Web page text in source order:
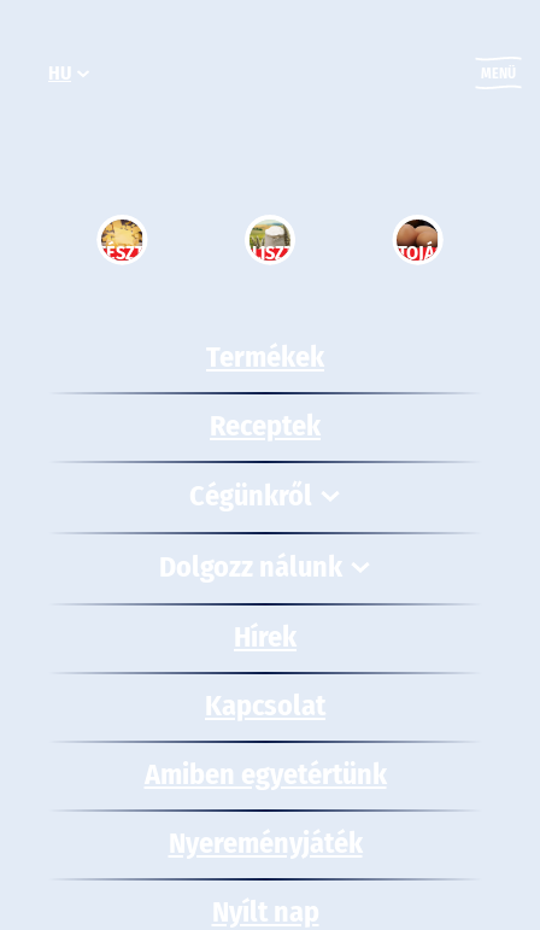
tartalomhoz
HU MENÜ
TÉSZTA LISZT TOJÁS
Termékek
Receptek
Cégünkről
Dolgozz nálunk
Hírek
Kapcsolat
Amiben egyetértünk
Nyereményjáték
Nyílt nap